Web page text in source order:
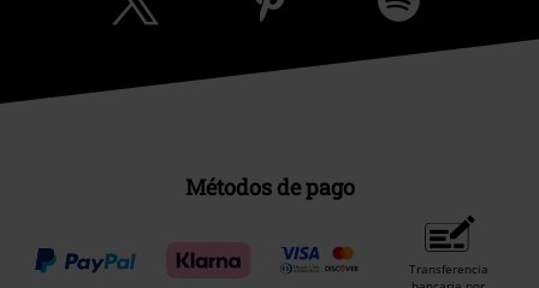
Métodos de pago
Transferencia